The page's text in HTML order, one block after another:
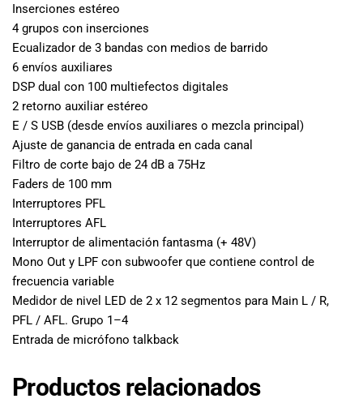
Inserciones estéreo
4 grupos con inserciones
Ecualizador de 3 bandas con medios de barrido
6 envíos auxiliares
DSP dual con 100 multiefectos digitales
2 retorno auxiliar estéreo
E / S USB (desde envíos auxiliares o mezcla principal)
Ajuste de ganancia de entrada en cada canal
Filtro de corte bajo de 24 dB a 75Hz
Faders de 100 mm
Interruptores PFL
Interruptores AFL
Interruptor de alimentación fantasma (+ 48V)
Mono Out y LPF con subwoofer que contiene control de
frecuencia variable
Medidor de nivel LED de 2 x 12 segmentos para Main L / R,
PFL / AFL. Grupo 1–4
Entrada de micrófono talkback
Productos relacionados